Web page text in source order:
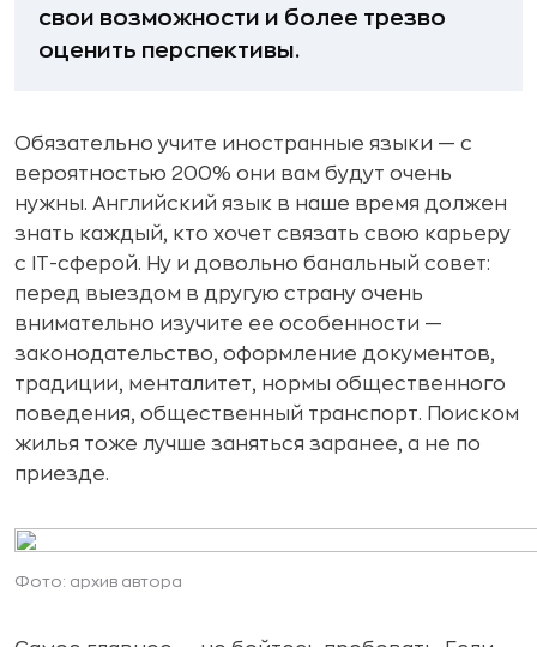
свои возможности и более трезво
оценить перспективы.
Обязательно учите иностранные языки — с
вероятностью 200% они вам будут очень
нужны. Английский язык в наше время должен
знать каждый, кто хочет связать свою карьеру
с IT-сферой. Ну и довольно банальный совет:
перед выездом в другую страну очень
внимательно изучите ее особенности —
законодательство, оформление документов,
традиции, менталитет, нормы общественного
поведения, общественный транспорт. Поиском
жилья тоже лучше заняться заранее, а не по
приезде.
Фото: архив автора